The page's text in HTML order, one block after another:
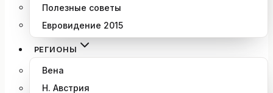
Полезные советы
Евровидение 2015
РЕГИОНЫ
Вена
Н. Австрия